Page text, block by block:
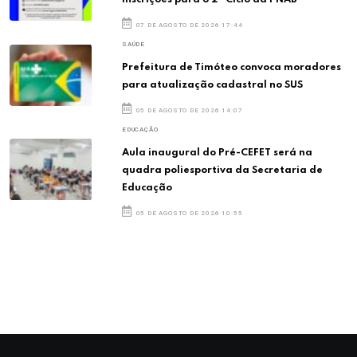
07 DE AGOSTO DE 2026 17:44
SAÚDE
Prefeitura de Timóteo convoca moradores
para atualização cadastral no SUS
05 DE AGOSTO DE 2026 14:07
EDUCAÇÃO
Aula inaugural do Pré-CEFET será na
quadra poliesportiva da Secretaria de
Educação
05 DE AGOSTO DE 2026 10:55